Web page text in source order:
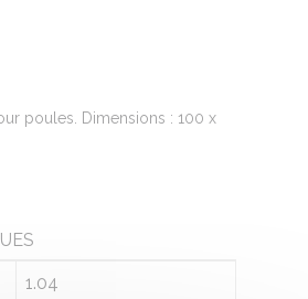
poules. Dimensions : 100 x
1.04